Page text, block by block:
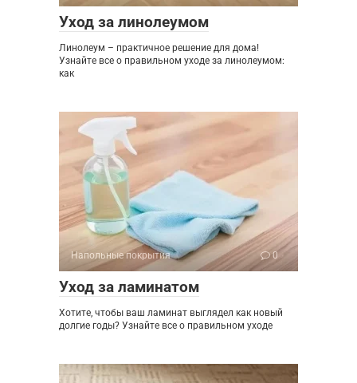
Уход за линолеумом
Линолеум – практичное решение для дома!
Узнайте все о правильном уходе за линолеумом:
как
Напольные покрытия 0
Уход за ламинатом
Хотите, чтобы ваш ламинат выглядел как новый
долгие годы? Узнайте все о правильном уходе